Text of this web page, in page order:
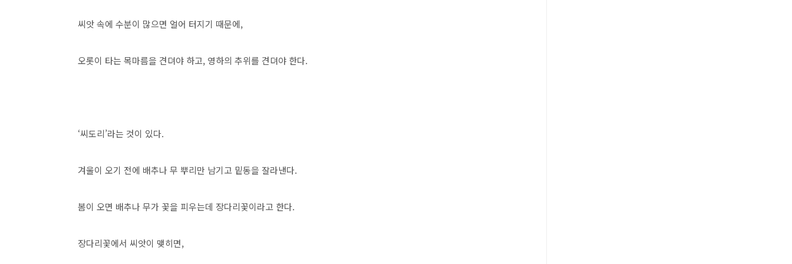
씨앗 속에 수분이 많으면 얼어 터지기 때문에,
오롯이 타는 목마름을 견뎌야 하고, 영하의 추위를 견뎌야 한다.
‘씨도리’라는 것이 있다.
겨울이 오기 전에 배추나 무 뿌리만 남기고 밑동을 잘라낸다.
봄이 오면 배추나 무가 꽃을 피우는데 장다리꽃이라고 한다.
장다리꽃에서 씨앗이 맺히면,